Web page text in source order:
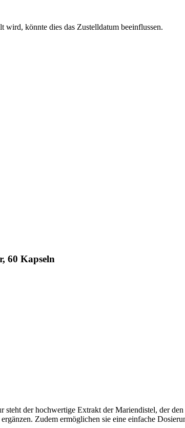
wird, könnte dies das Zustelldatum beeinflussen.
60 Kapseln
der hochwertige Extrakt der Mariendistel, der
Zudem ermöglichen sie eine einfache